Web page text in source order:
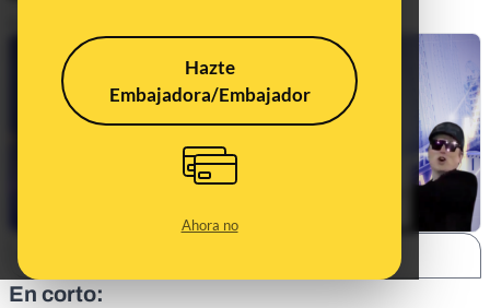
Hazte
Embajadora/Embajador
Ahora no
En corto: